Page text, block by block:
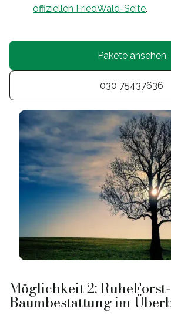
offiziellen FriedWald-Seite.
Pakete ansehen
030 75437636
Möglichkeit 2: RuheForst-
Baumbestattung im